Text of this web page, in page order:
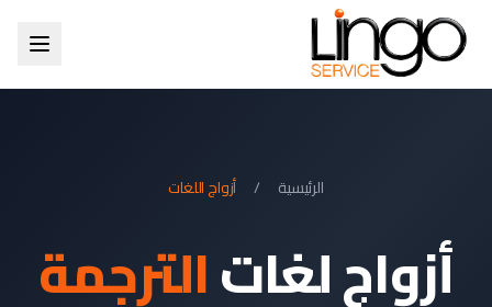
الرئيسية / أزواج اللغات
أزواج لغاتالترجمة